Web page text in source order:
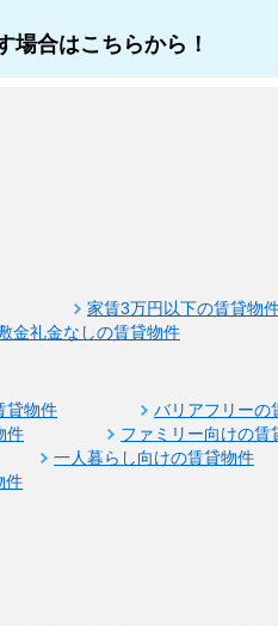
場合はこちらから！
家賃3万円以下の賃貸物
金礼金なしの賃貸物件
貸物件
バリアフリーの
件 ファミリー向けの賃
一人暮らし向けの賃貸物件
件